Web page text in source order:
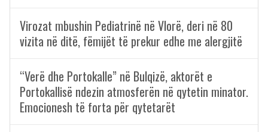
Virozat mbushin Pediatrinë në Vlorë, deri në 80
vizita në ditë, fëmijët të prekur edhe me alergjitë
“Verë dhe Portokalle” në Bulqizë, aktorët e
Portokallisë ndezin atmosferën në qytetin minator.
Emocionesh të forta për qytetarët